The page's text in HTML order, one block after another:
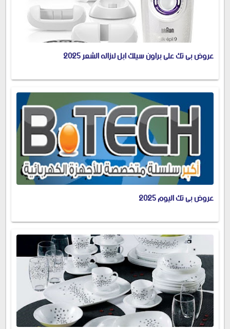
عروض بى تك على براون سيلك ابل لازاله الشعر 2025
عروض بى تك اليوم 2025